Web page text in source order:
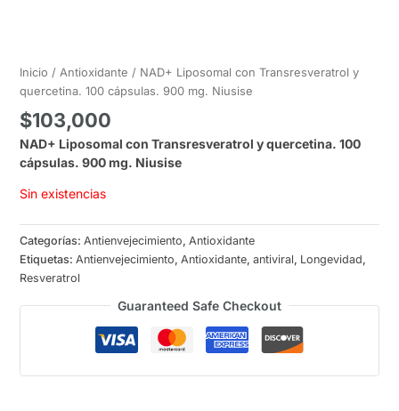
Inicio / Antioxidante / NAD+ Liposomal con Transresveratrol y
quercetina. 100 cápsulas. 900 mg. Niusise
$103,000
NAD+ Liposomal con Transresveratrol y quercetina. 100
cápsulas. 900 mg. Niusise
Sin existencias
Categorías: Antienvejecimiento Antioxidante
Etiquetas: Antienvejecimiento Antioxidante, antiviral Longevidad
Resveratrol
Guaranteed Safe Checkout